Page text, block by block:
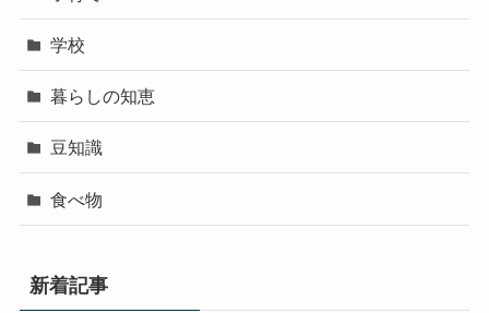
学校
暮らしの知恵
豆知識
食べ物
新着記事